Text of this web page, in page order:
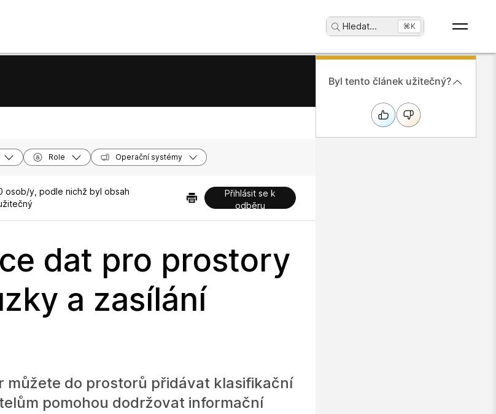
Hledat... ⌘K
Role Operační systémy
osob/y, podle nichž byl obsah
Přihlásit se k
odběru
dat pro prostory
a zasílání
můžete do prostorů přidávat klasifikační
pomohou dodržovat informační
Byl tento článek užitečný?